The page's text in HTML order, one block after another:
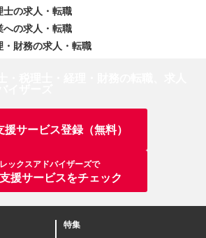
士の求人・転職
への求人・転職
・財務の求人・転職
援サービス登録（無料）
レックスアドバイザーズで
援サービスをチェック
特集